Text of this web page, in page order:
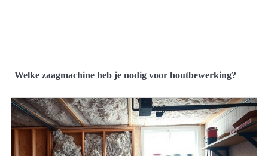
Welke zaagmachine heb je nodig voor houtbewerking?